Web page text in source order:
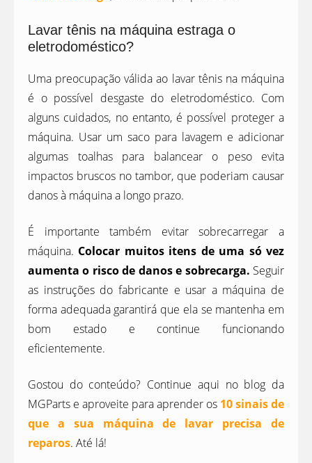
Lavar tênis na máquina estraga o
eletrodoméstico?
Uma preocupação válida ao lavar tênis na máquina
é o possível desgaste do eletrodoméstico. Com
alguns cuidados, no entanto, é possível proteger a
máquina. Usar um saco para lavagem e adicionar
algumas toalhas para balancear o peso evita
impactos bruscos no tambor, que poderiam causar
danos à máquina a longo prazo.
É importante também evitar sobrecarregar a
máquina. Colocar muitos itens de uma só vez
aumenta o risco de danos e sobrecarga. Seguir
as instruções do fabricante e usar a máquina de
forma adequada garantirá que ela se mantenha em
bom estado e continue funcionando
eficientemente.
Gostou do conteúdo? Continue aqui no blog da
MGParts e aproveite para aprender os 10 sinais de
que a sua máquina de lavar precisa de
reparos. Até lá!